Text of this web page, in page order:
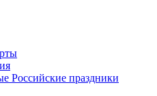
Российские праздники